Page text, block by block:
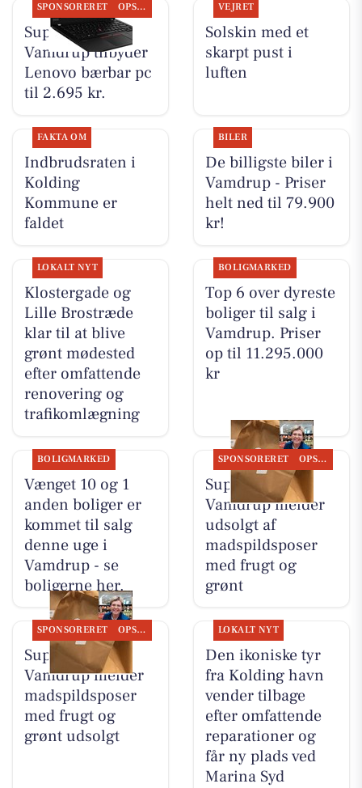
SPONSORERET OPSLAGSTAVLEN
SuperBrugsen
Vamdrup tilbyder
Lenovo bærbar pc
til 2.695 kr.
VEJRET
Solskin med et
skarpt pust i
luften
FAKTA OM
Indbrudsraten i
Kolding
Kommune er
faldet
BILER
De billigste biler i
Vamdrup - Priser
helt ned til 79.900
kr!
LOKALT NYT
Klostergade og
Lille Brostræde
klar til at blive
grønt mødested
efter omfattende
renovering og
trafikomlægning
BOLIGMARKED
Top 6 over dyreste
boliger til salg i
Vamdrup. Priser
op til 11.295.000
kr
BOLIGMARKED
Vænget 10 og 1
anden boliger er
kommet til salg
denne uge i
Vamdrup - se
boligerne her.
SPONSORERET OPSLAGSTAVLEN
SuperBrugsen
Vamdrup melder
udsolgt af
madspildsposer
med frugt og
grønt
SPONSORERET OPSLAGSTAVLEN
SuperBrugsen
Vamdrup melder
madspildsposer
med frugt og
grønt udsolgt
LOKALT NYT
Den ikoniske tyr
fra Kolding havn
vender tilbage
efter omfattende
reparationer og
får ny plads ved
Marina Syd